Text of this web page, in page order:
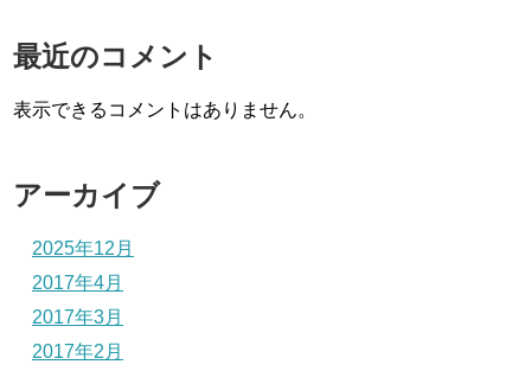
最近のコメント
表示できるコメントはありません。
アーカイブ
2025年12月
2017年4月
2017年3月
2017年2月